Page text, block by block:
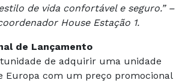
de vida confortável e seguro.” –
House Estação 1.
de Lançamento
de adquirir uma unidade
Europa com um preço promocional